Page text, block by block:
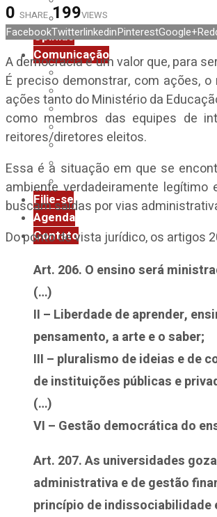
Notas
Opinião
Comunicação
Assessoria de Imprensa
Boletim Diário
Clipping ANDES-SN
InformANDES
Notas
Revista Universidade & Sociedade
Filie-se
Agenda
Contato
0 SHARE 199VIEWS
FacebookTwitterlinkedinPinterestGoogle+
A democracia é um valor que, para
É preciso demonstrar, com ações,
ações tanto do Ministério da
como membros das equipes de
reitores/diretores eleitos.
Essa é a situação em que se
ambiente verdadeiramente
buscam saídas por vias
Do ponto de vista jurídico, os artigos
Art. 206. O ensino será
(…)
II – Liberdade de aprender,
pensamento, a arte e o saber;
III – pluralismo de ideias e de
de instituições públicas e
(…)
VI – Gestão democrática do
Art. 207. As universidades
administrativa e de gestão
princípio de indissociabilidade